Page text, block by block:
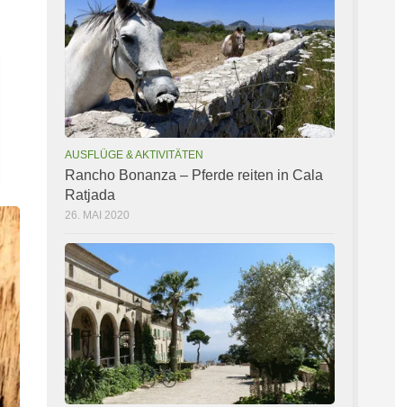
AUSFLÜGE & AKTIVITÄTEN
Rancho Bonanza – Pferde reiten in Cala
Ratjada
26. MAI 2020